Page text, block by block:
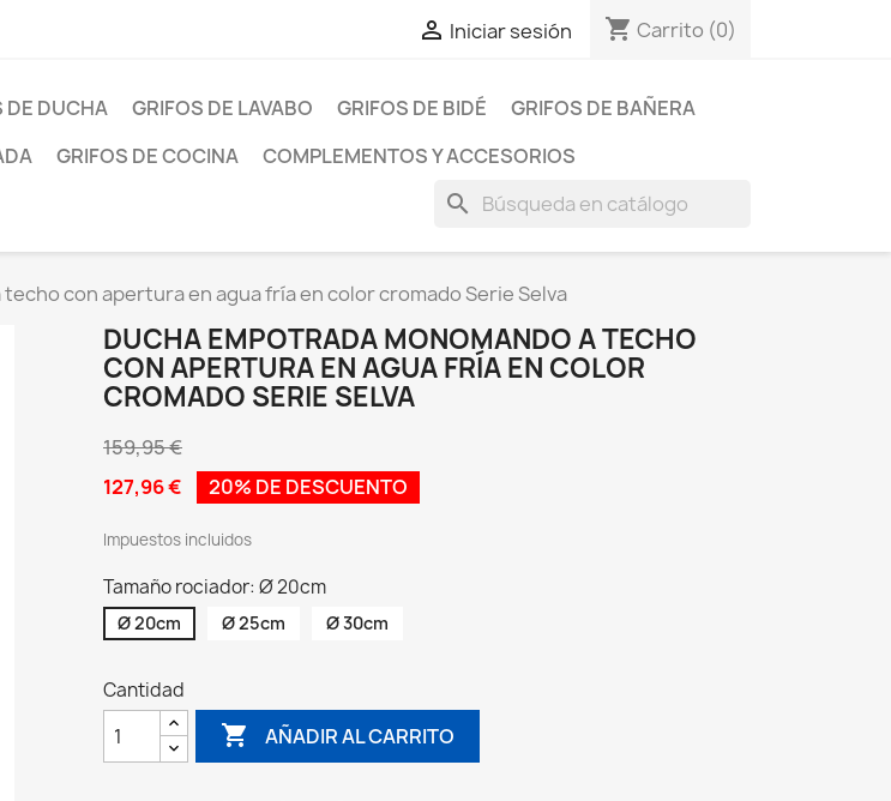
 Iniciar sesión shopping_cart Carrito (0)
DE DUCHA GRIFOS DE LAVABO GRIFOS DE BIDÉ
GRIFOS DE BAÑERA
GRIFOS DE COCINA COMPLEMENTOS Y ACCESORIOS
search
con apertura en agua fría en color cromado Serie Selva
DUCHA EMPOTRADA MONOMANDO A TECHO
CON APERTURA EN AGUA FRÍA EN COLOR
CROMADO SERIE SELVA
159,95 €
127,96 €
20% DE DESCUENTO
Impuestos incluidos
Tamaño rociador: Ø 20cm
Ø 20cm Ø 25cm Ø 30cm
Cantidad
 AÑADIR AL CARRITO